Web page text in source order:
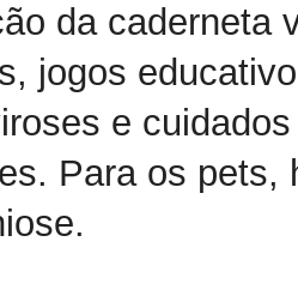
da caderneta
jogos
e
Para os pets,